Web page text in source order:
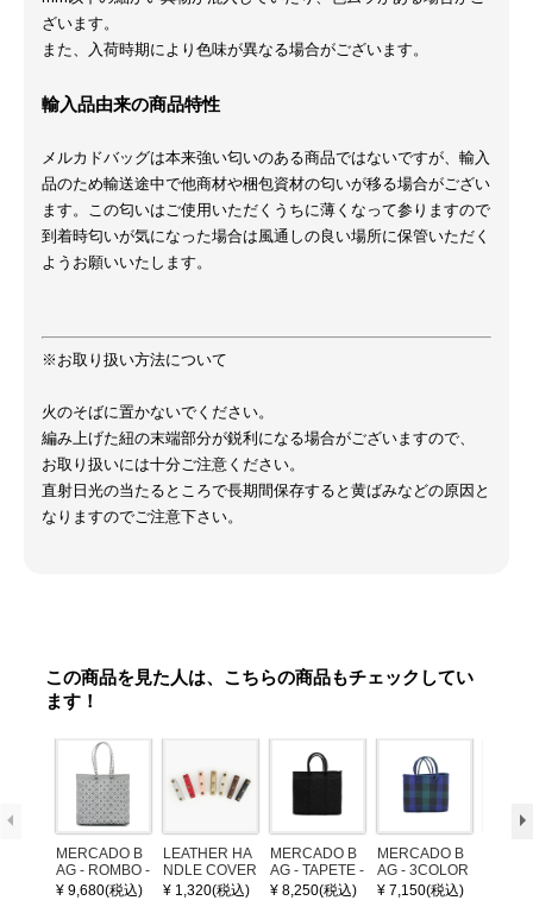
ざいます。
また、入荷時期により色味が異なる場合がございます。
輸入品由来の商品特性
メルカドバッグは本来強い匂いのある商品ではないですが、輸入
品のため輸送途中で他商材や梱包資材の匂いが移る場合がござい
ます。この匂いはご使用いただくうちに薄くなって参りますので
到着時匂いが気になった場合は風通しの良い場所に保管いただく
ようお願いいたします。
※お取り扱い方法について
火のそばに置かないでください。
編み上げた紐の末端部分が鋭利になる場合がございますので、
お取り扱いには十分ご注意ください。
直射日光の当たるところで長期間保存すると黄ばみなどの原因と
なりますのでご注意下さい。
この商品を見た人は、こちらの商品もチェックしてい
ます！
MERCADO B
AG - ROMBO -
LONG HANDL
E - Silver / Whi
¥ 9,680(税込)
LEATHER HA
NDLE COVER
¥ 1,320(税込)
MERCADO B
AG - TAPETE -
Black (S)
¥ 8,250(税込)
MERCADO B
AG - 3COLOR
S CHECK - Bl
ack / Dark Gre
¥ 7,150(税込)